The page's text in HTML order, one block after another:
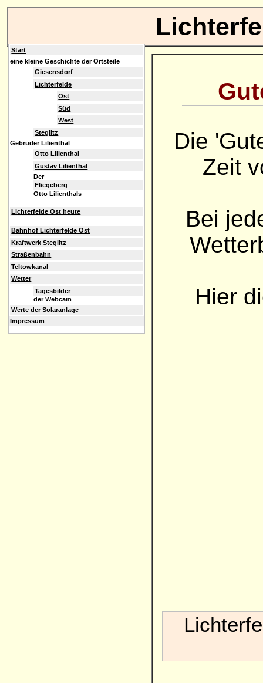
Die
Zeit
Bei
Hier
Start
eine kleine Geschichte der Ortsteile
Giesensdorf
Lichterfelde
Ost
Süd
West
Steglitz
Gebrüder Lilienthal
Otto Lilienthal
Gustav Lilienthal
Der
Fliegeberg
Otto Lilienthals
Lichterfelde Ost heute
Bahnhof Lichterfelde Ost
Kraftwerk Steglitz
Straßenbahn
Teltowkanal
Wetter
Tagesbilder
der Webcam
Werte der Solaranlage
Impressum